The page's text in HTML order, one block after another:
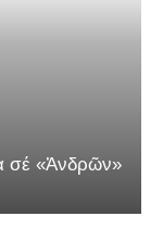
σέ «Ἀνδρῶν»